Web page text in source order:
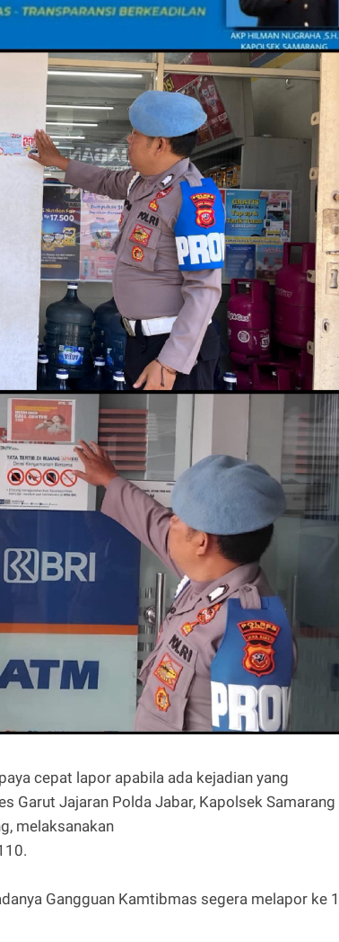
cepat lapor apabila ada kejadian yang
Garut Jajaran Polda Jabar, Kapolsek Samarang
melaksanakan
Gangguan Kamtibmas segera melapor ke